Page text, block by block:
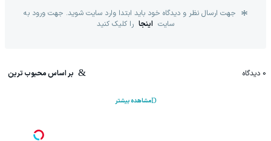
جهت ارسال نظر و دیدگاه خود باید ابتدا وارد سایت شوید. جهت ورود به
سایت اینجا را کلیک کنید
0 دیدگاه بر اساس محبوب ترین
مشاهده بیشتر